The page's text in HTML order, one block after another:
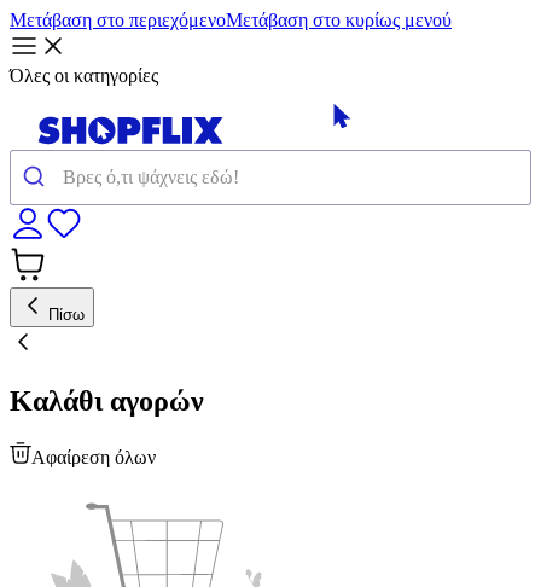
Μετάβαση στο περιεχόμενοΜετάβαση στο κυρίως μενού
Όλες οι κατηγορίες
Πίσω
Καλάθι αγορών
Αφαίρεση όλων